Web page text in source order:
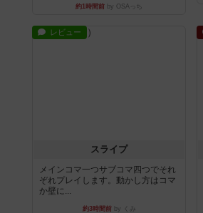
約1時間前 by OSAっち
レビュー
スライプ
メインコマ一つサブコマ四つでそれ
ぞれプレイします。動かし方はコマ
か壁に...
約3時間前by くみ